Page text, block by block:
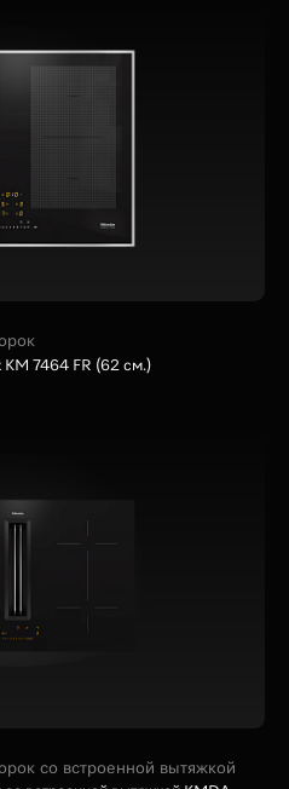
KM 7464 FR (62 см.)
со встроенной вытяжкой